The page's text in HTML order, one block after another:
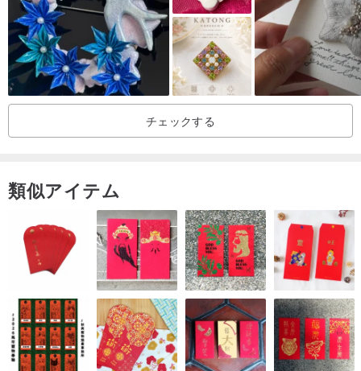
チェックする
類似アイテム